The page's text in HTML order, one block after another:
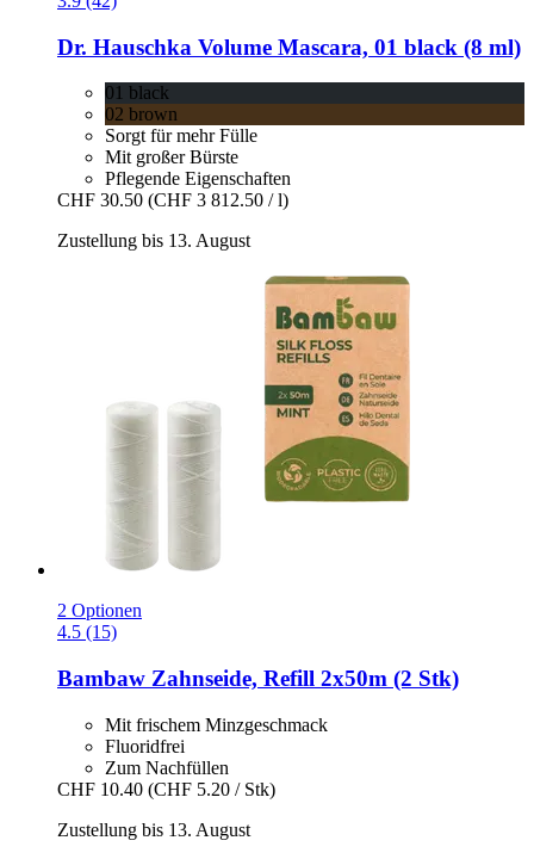
Dr. Hauschka Volume Mascara, 01 black (8 ml)
01 black
02 brown
Sorgt für mehr Fülle
Mit großer Bürste
Pflegende Eigenschaften
CHF 30.50 (CHF 3 812.50 / l)
Zustellung bis 13. August
2 Optionen
4.5 (15)
Bambaw Zahnseide, Refill 2x50m (2 Stk)
Mit frischem Minzgeschmack
Fluoridfrei
Zum Nachfüllen
CHF 10.40 (CHF 5.20 / Stk)
Zustellung bis 13. August